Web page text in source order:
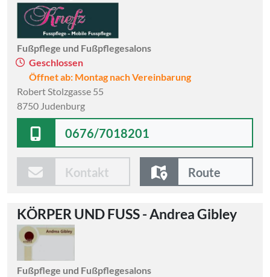
Fußpflege und Fußpflegesalons
Geschlossen
Öffnet ab: Montag nach Vereinbarung
Robert Stolzgasse 55
8750 Judenburg
0676/7018201
Kontakt Route
KÖRPER UND FUSS - Andrea Gibley
Fußpflege und Fußpflegesalons